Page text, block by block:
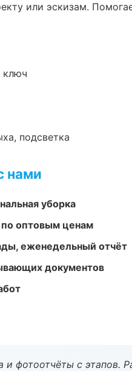
или эскизам.
ключ
подсветка
нами
уборка
по оптовым ценам
еженедельный отчёт
документов
и фотоотчёты с этапов.